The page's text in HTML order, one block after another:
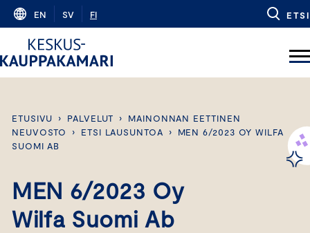
Skip
content
EN SV FI ETSI
ETUSIVU › PALVELUT ›
MAINONNAN EETTINEN
NEUVOSTO
› ETSI LAUSUNTOA ›
MEN 6/2023 OY WILFA
SUOMI AB
MEN 6/2023 Oy
Wilfa Suomi Ab